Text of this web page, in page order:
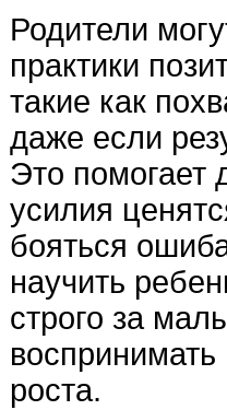
Родители
практики
такие как
даже если
Это помогает
усилия
бояться
научить
строго за
роста.